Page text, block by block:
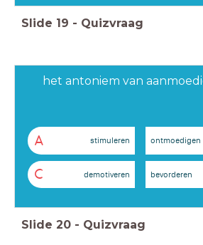
Slide 19 - Quizvraag
het antoniem van
A stimuleren ontmoedigen
C demotiveren bevorderen
Slide 20 - Quizvraag